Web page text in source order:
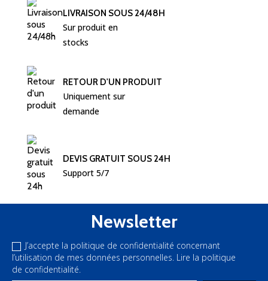
LIVRAISON SOUS 24/48H
Sur produit en
stocks
RETOUR D'UN PRODUIT
Uniquement sur
demande
DEVIS GRATUIT SOUS 24H
Support 5/7
Newsletter
J’accepte la politique de confidentialité concernant
l’utilisation de mes données personnelles. Lire la politique
de confidentialité.